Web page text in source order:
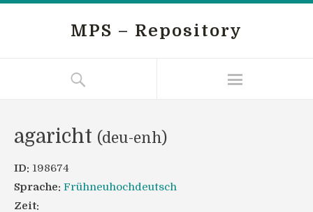
MPS – Repository
agaricht (deu-enh)
ID: 198674
Sprache: Frühneuhochdeutsch
Zeit: